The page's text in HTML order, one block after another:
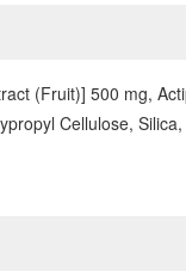
(Fruit)] 500 mg,
Cellulose,